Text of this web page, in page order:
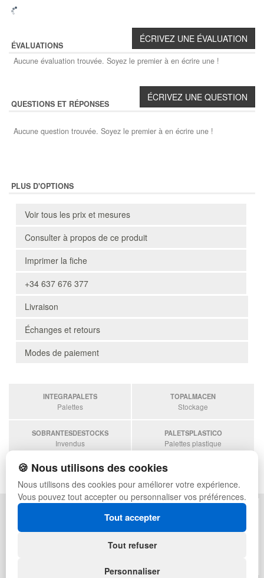
ÉVALUATIONS
Aucune évaluation trouvée. Soyez le premier à en écrire une !
QUESTIONS ET RÉPONSES
Aucune question trouvée. Soyez le premier à en écrire une !
PLUS D'OPTIONS
Voir tous les prix et mesures
Consulter à propos de ce produit
Imprimer la fiche
+34 637 676 377
Livraison
Échanges et retours
Modes de paiement
INTEGRAPALETS
Palettes
TOPALMACEN
Stockage
SOBRANTESDESTOCKS
Invendus
PALETSPLASTICO
Palettes plastique
ESTANTERIASKIT
Estanterias
POLITIQUE DE CONFIDENTIALITÉ
PLAN DU SITE
🍪 Nous utilisons des cookies
Nous utilisons des cookies pour améliorer votre expérience.
Vous pouvez tout accepter ou personnaliser vos préférences.
Tout accepter
Tout refuser
Personnaliser